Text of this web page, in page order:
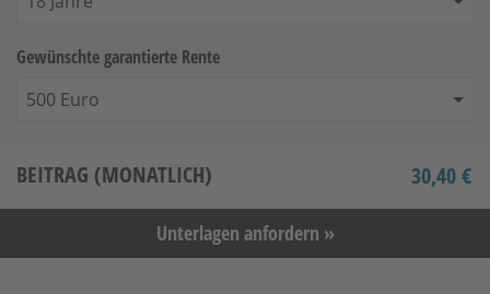
Gewünschte garantierte Rente
BEITRAG (MONATLICH)
Unterlagen anfordern »